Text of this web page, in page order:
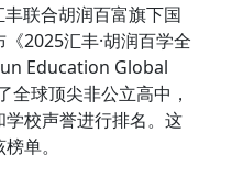
丰联合胡润百富旗下国
2025汇丰·胡润百学全
Education Global
球顶尖非公立高中，
校声誉进行排名。这
单。